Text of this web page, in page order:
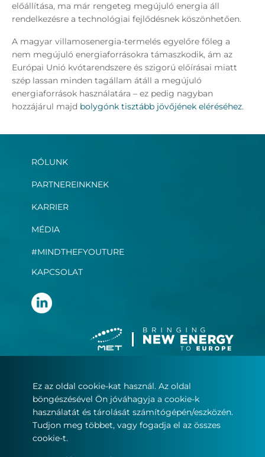
előállítása, ma már rengeteg megújuló energia áll
rendelkezésre a technológiai fejlődésnek köszönhetően.
A magyar villamosenergia-termelés egyelőre főleg a
nem megújuló energiaforrásokra támaszkodik, ám az
Európai Unió kvótarendszere és szigorú előírásai miatt
szép lassan minden tagállam átáll a megújuló
energiaforrások használatára – ez pedig nagyban
hozzájárul majd bolygónk tisztább jövőjének eléréséhez.
RÓLUNK
PARTNEREINKNEK
KARRIER
MÉDIA
#MINDTHEFYOUTURE
KAPCSOLAT
Felhasználási feltételek
Adatvédelmi nyilatkozat
Sütikezelés
Ez az oldal cookie-kat használ. Az oldal
böngészésével Ön jóváhagyja a cookie-k
használatát és tárolását számítógépén/eszközén.
Tudjon meg többet, vagy fogadja el az összes
cookie-t.